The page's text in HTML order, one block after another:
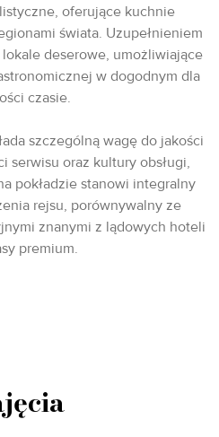
oferujące kuchnie
świata. Uzupełnieniem
lokale deserowe, umożliwiające
w dogodnym dla
czasie.
szczególną wagę do jakości
serwisu oraz kultury obsługi,
pokładzie stanowi integralny
rejsu, porównywalny ze
znanymi z lądowych hoteli
premium.